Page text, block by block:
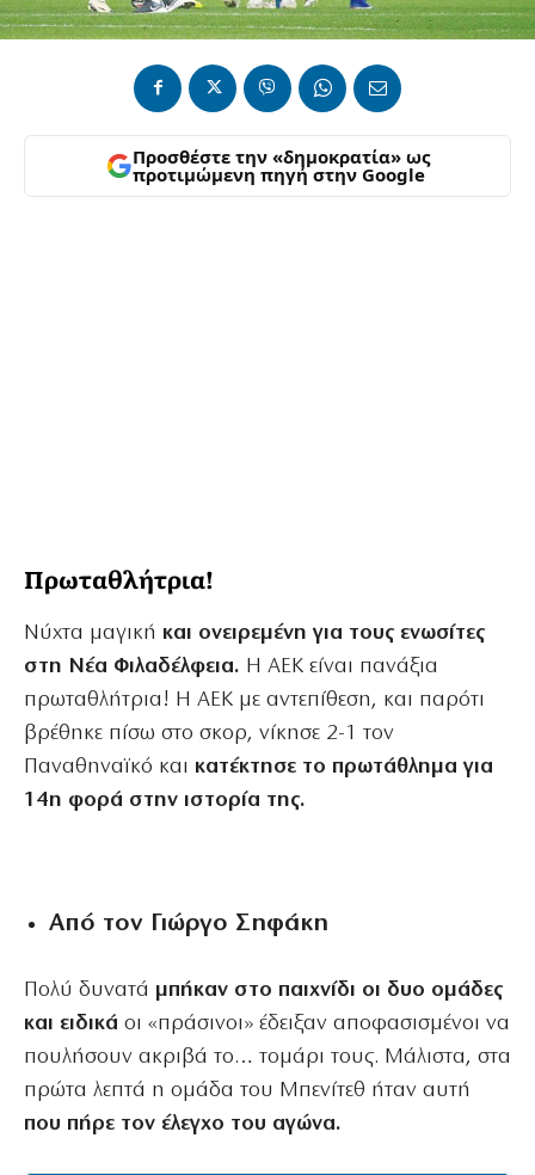
Προσθέστε την «δημοκρατία» ως
προτιμώμενη πηγή στην Google
Πρωταθλήτρια!
Νύχτα μαγική και ονειρεμένη για τους ενωσίτες
στη Νέα Φιλαδέλφεια. Η ΑΕΚ είναι πανάξια
πρωταθλήτρια! Η ΑΕΚ με αντεπίθεση, και παρότι
βρέθηκε πίσω στο σκορ, νίκησε 2-1 τον
Παναθηναϊκό και κατέκτησε το πρωτάθλημα για
14η φορά στην ιστορία της.
Από τον Γιώργο Σηφάκη
Πολύ δυνατά μπήκαν στο παιχνίδι οι δυο ομάδες
και ειδικά οι «πράσινοι» έδειξαν αποφασισμένοι να
πουλήσουν ακριβά το… τομάρι τους. Μάλιστα, στα
πρώτα λεπτά η ομάδα του Μπενίτεθ ήταν αυτή
που πήρε τον έλεγχο του αγώνα.